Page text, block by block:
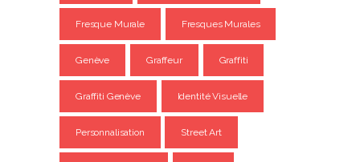
Fresque Murale Fresques Murales
Genève Graffeur Graffiti
Graffiti Genève Identité Visuelle
Personnalisation Street Art